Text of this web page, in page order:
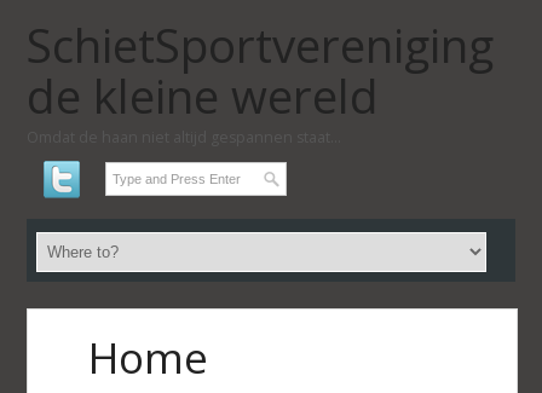
SchietSportvereniging
de kleine wereld
Home